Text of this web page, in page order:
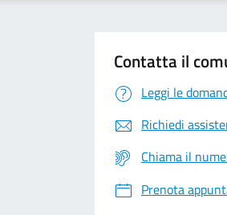
Contatta il
Leggi le
Richiedi
Chiama il
Prenota